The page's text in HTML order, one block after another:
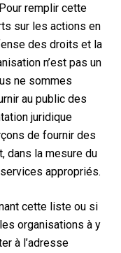
remplir cette
sur les actions en
des droits et la
n’est pas un
ne sommes
au public des
juridique
de fournir des
dans la mesure du
appropriés.
cette liste ou si
organisations à y
à l’adresse